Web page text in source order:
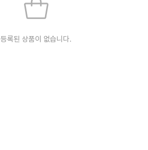
등록된 상품이 없습니다.